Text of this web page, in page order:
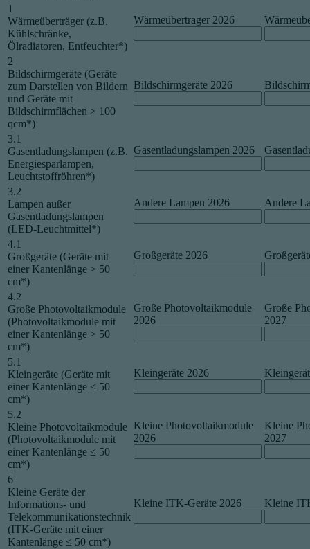
1
Wärmeüberträger (z.B.
Kühlschränke,
Ölradiatoren, Entfeuchter*)
Wärmeübertrager 2026
2
Bildschirmgeräte (Geräte
zum Darstellen von Bildern
und Geräte mit
Bildschirmflächen > 100
qcm*)
Bildschirmgeräte 2026
3.1
Gasentladungslampen (z.B.
Energiesparlampen,
Leuchtstoffröhren*)
Gasentladungslampen 2026
3.2
Lampen außer
Gasentladungslampen
(LED-Leuchtmittel*)
Andere Lampen 2026 Andere
4.1
Großgeräte (Geräte mit
einer Kantenlänge > 50
cm*)
Großgeräte 2026
4.2
Große Photovoltaikmodule
(Photovoltaikmodule mit
einer Kantenlänge > 50
cm*)
Große Photovoltaikmodule
2026
Große
2027
5.1
Kleingeräte (Geräte mit
einer Kantenlänge ≤ 50
cm*)
Kleingeräte 2026
5.2
Kleine Photovoltaikmodule
(Photovoltaikmodule mit
einer Kantenlänge ≤ 50
cm*)
Kleine Photovoltaikmodule
2026
Kleine
2027
6
Kleine Geräte der
Informations- und
Telekommunikationstechnik
(ITK-Geräte mit einer
Kantenlänge ≤ 50 cm*)
Kleine ITK-Geräte 2026 Kleine